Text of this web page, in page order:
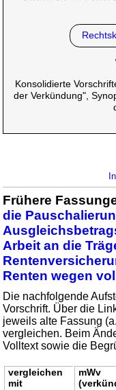
Konsolidierte
der Verkündung",
Frühere
die
Arbeit an die
Renten wegen
Die nachfolgende
Vorschrift. Über die
jeweils alte Fassung
vergleichen. Beim
Volltext sowie die
vergleichen
mit
mWv